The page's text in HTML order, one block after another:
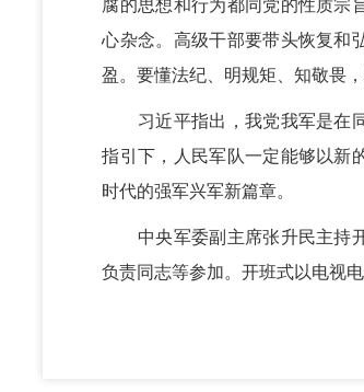
腐的思想和行为都同党的性质宗
心杂念。高级干部要带头恢复和
盈。要懂法纪、明规矩、知敬畏
习近平指出，我党我军是在同
指引下，人民军队一定能够以新
时代的强军兴军新篇章。
中央军委副主席张升民主持开
负责同志等参加。开班式以电视